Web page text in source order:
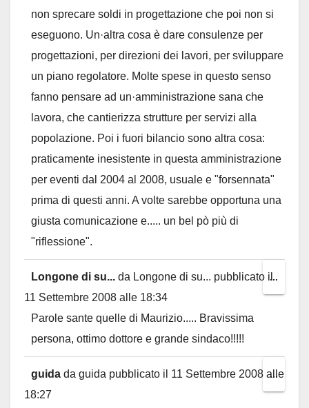
non sprecare soldi in progettazione che poi non si
eseguono. Un·altra cosa è dare consulenze per
progettazioni, per direzioni dei lavori, per sviluppare
un piano regolatore. Molte spese in questo senso
fanno pensare ad un·amministrazione sana che
lavora, che cantierizza strutture per servizi alla
popolazione. Poi i fuori bilancio sono altra cosa:
praticamente inesistente in questa amministrazione
per eventi dal 2004 al 2008, usuale e "forsennata"
prima di questi anni. A volte sarebbe opportuna una
giusta comunicazione e..... un bel pò più di
"riflessione".
Longone di su... da Longone di su... pubblicato il
11 Settembre 2008 alle 18:34
Parole sante quelle di Maurizio..... Bravissima
persona, ottimo dottore e grande sindaco!!!!!
...
this
guida da guida pubblicato il 11 Settembre 2008 alle
18:27
...Toggle
this